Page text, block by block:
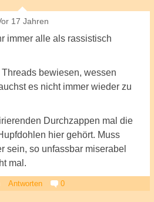
17 Jahren
immer alle als rassistisch
bewiesen, wessen
es nicht immer wieder zu
Durchzappen mal die
hier gehört. Muss
sein, so unfassbar miserabel
mal.
Antworten 0